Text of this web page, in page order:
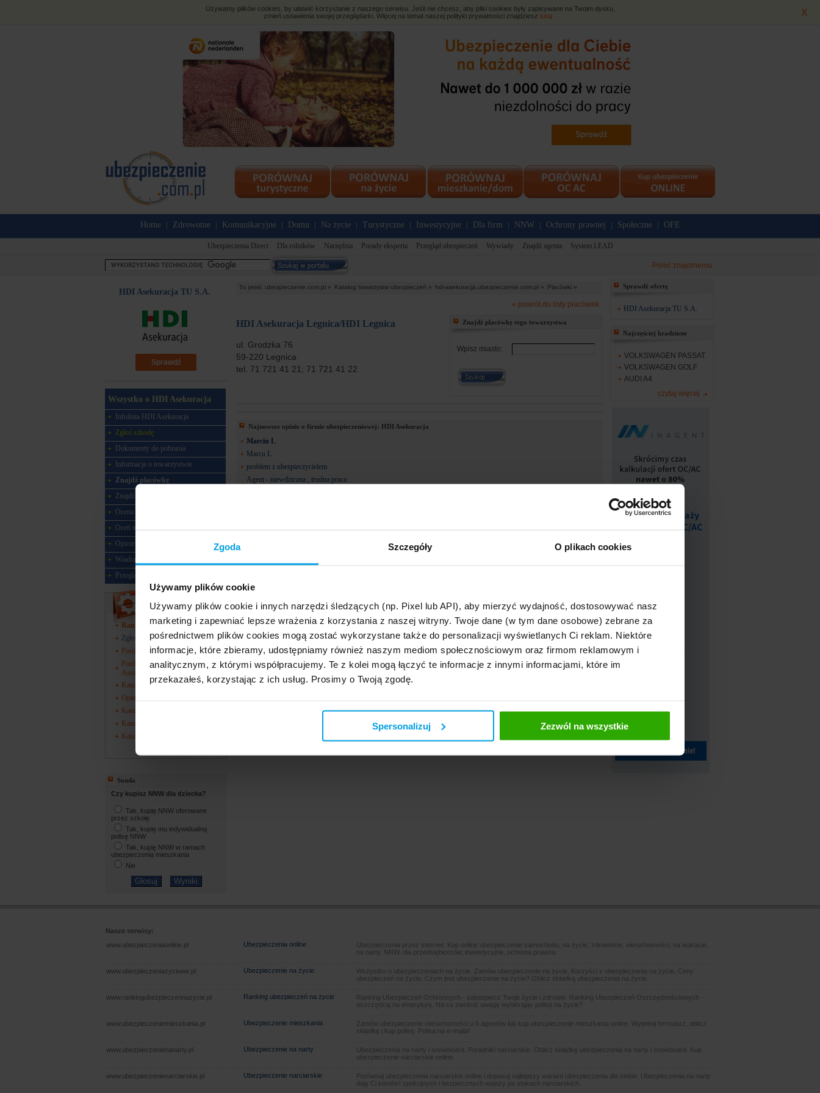
Zgoda Szczegóły O plikach cookies
Używamy plików cookie
Używamy plików cookie i innych narzędzi śledzących (np. Pixel lub API), aby mierzyć wydajność, dostosowywać nasz
marketing i zapewniać lepsze wrażenia z korzystania z naszej witryny. Twoje dane (w tym dane osobowe) zebrane za
pośrednictwem plików cookies mogą zostać wykorzystane także do personalizacji wyświetlanych Ci reklam. Niektóre
informacje, które zbieramy, udostępniamy również naszym mediom społecznościowym oraz firmom reklamowym i
analitycznym, z którymi współpracujemy. Te z kolei mogą łączyć te informacje z innymi informacjami, które im
przekazałeś, korzystając z ich usług. Prosimy o Twoją zgodę.
Spersonalizuj Zezwól na wszystkie
X
Używamy plików cookies, by ułatwić korzystanie z naszego serwisu. Jeśli nie chcesz, aby pliki cookies były zapisywane na Twoim dysku,
zmień ustawienia swojej przeglądarki. Więcej na temat naszej polityki prywatności znajdziesz tutaj
Home Zdrowotne Komunikacyjne Domu Na życie Turystyczne Inwestycyjne Dla firm NNW Ochrony prawnej Społeczne OFE
Ubezpieczenia Direct Dla rolników Narzędzia Porady eksperta Przegląd ubezpieczeń Wywiady Znajdź agenta System LEAD
Poleć znajomemu
HDI Asekuracja TU S.A.
Sprawdź
Wszystko o HDI Asekuracja
Infolinia HDI Asekuracja
Zgłoś szkodę
Dokumenty do pobrania
Informacje o towarzystwie
Znajdź placówkę
Znajdź agenta
Ocena w rankingu
Oceń towarzystwo
Opinie o towarzystwie
Wiadomości
Przegląd ubezpieczeń
Narzędzia
Ranking towarzystw
Zgłoś szkodę
Porównywarka wyłączeń AC
Porównywarka zakresów
Assistance
Katalog towarzystw
Opinie o towarzystwach
Katalog oddziałów ZUS
Katalog oddziałów KRUS
Katalog oddziałów NFZ
Sonda
Czy kupisz NNW dla dziecka?
Tak, kupię NNW oferowane
przez szkołę
Tak, kupię mu indywidualną
polisę NNW
Tak, kupię NNW w ramach
ubezpieczenia mieszkania
Nie
Tu jesteś: ubezpieczenie.com.pl » Katalog towarzystw ubezpieczeń » hdi-asekuracja.ubezpieczenie.com.pl » Placówki »
« powrót do listy placówek
Znajdź placówkę tego towarzystwa
Wpisz miasto:
HDI Asekuracja Legnica/HDI Legnica
ul. Grodzka 76
59-220 Legnica
tel. 71 721 41 21; 71 721 41 22
Najnowsze opinie o firmie ubezpieczeniowej: HDI Asekuracja
Marcin L
Marcu L
problem z ubezpieczycielem
Agent - niewdziczna , trudna praca
Sprawdź ofertę
HDI Asekuracja TU S.A.
Najczęściej kradzione
VOLKSWAGEN PASSAT
VOLKSWAGEN GOLF
AUDI A4
czytaj więcej
Nasze serwisy:
www.ubezpieczeniaonline.pl
Ubezpieczenia online
Ubezpieczenia przez Internet. Kup online ubezpieczenie samochodu, na życie, zdrowotne, nieruchomości, na wakacje,
na narty, NNW, dla przedsiębiorców, inwestycyjne, ochrona prawna.
www.ubezpieczeniazyciowe.pl Ubezpieczenie na życie
Wszystko o ubezpieczeniach na życie. Zamów ubezpieczenie na życie, Korzyści z ubezpieczenia na życie, Ceny
ubezpieczeń na życie, Czym jest ubezpieczenie na życie? Oblicz składką ubezpieczenia na życie.
www.rankingubezpieczennazycie.pl Ranking ubezpieczeń na życie
Ranking Ubezpieczeń Ochronnych - zabezpiecz Twoje życie i zdrowie. Ranking Ubezpieczeń Oszczędnościowych -
oszczędzaj na emeryturę. Na co zwrócić uwagę wybierając polisę na życie?
www.ubezpieczeniemieszkania.pl Ubezpieczenie mieszkania
Zamów ubezpieczenie nieruchomości u 5 agentów lub kup ubezpieczenie mieszkania online. Wypełnij formularz, oblicz
składkę i kup polisę. Polisa na e-maila!
www.ubezpieczenienanarty.pl Ubezpieczenie na narty
Ubezpieczenia na narty i snowboard. Poradniki narciarskie. Oblicz składkę ubezpieczenia na narty i snowboard. Kup
ubezpieczenie narciarskie online.
www.ubezpieczenienarciarskie.pl Ubezpieczenie narciarskie
Porównaj ubezpieczenia narciarskie online i dopasuj najlepszy wariant ubezpieczenia dla siebie. Ubezpieczenia na narty
daję Ci komfort spokojnych i bezpiecznych wojaży po stokach narciarskich.